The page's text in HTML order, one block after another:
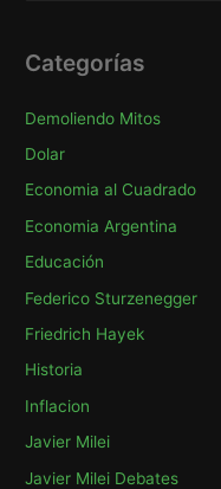
c
r
p
o
Categorías
Demoliendo Mitos
Dolar
Economia al Cuadrado
Economia Argentina
Educación
Federico Sturzenegger
Friedrich Hayek
Historia
Inflacion
Javier Milei
Javier Milei Debates